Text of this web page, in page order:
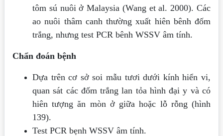
tôm sú nuôi ở Malaysia (Wang et al. 2000). Các
ao nuôi thâm canh thường xuất hiên bênh đốm
trắng, nhưng test PCR bênh WSSV âm tính.
Chẩn đoán bệnh
Dựa trên cơ sở soi mẫu tươi dưới kính hiển vi,
quan sát các đốm trắng lan tỏa hình đại y và có
hiên tượng ăn mòn ở giữa hoặc lỗ rỗng (hình
139).
Test PCR bẹnh WSSV âm tính.